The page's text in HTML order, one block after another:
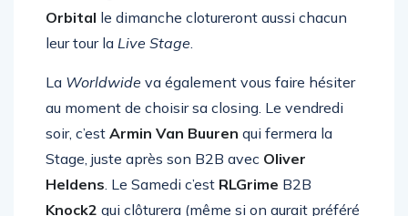
en closing le samedi.
Zeds Dead
le vendredi et
Orbital
le dimanche clotureront aussi chacun
Worldwide
va également vous faire hésiter
au moment de choisir sa closing. Le vendredi
soir, c’est Armin Van Buuren
qui fermera la
Stage, juste après son B2B avec
Oliver
Heldens
. Le Samedi c’est RLGrime B2B